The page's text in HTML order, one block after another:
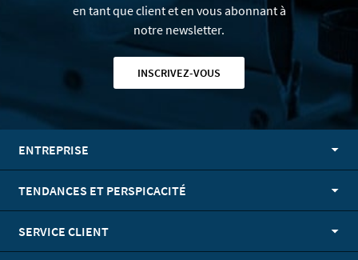
en tant que client et en vous abonnant à
notre newsletter.
INSCRIVEZ-VOUS
ENTREPRISE
TENDANCES ET PERSPICACITÉ
SERVICE CLIENT